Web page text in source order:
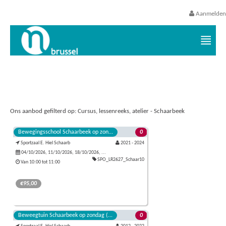
Aanmelden
Ons aanbod gefilterd op: Cursus, lessenreeks, atelier - Schaarbeek
Bewegingsschool Schaarbeek op zon... 0
Sportzaal E. Hiel Schaarb 2021 - 2024
04/10/2026, 11/10/2026, 18/10/2026, ...
SPO_LR2627_Schaar10
Van 10:00 tot 11:00
€95,00
Samen met je kleuter doe je elke week een verrassend en
uitdagend bewegingsparcours met obstakels. Zo leert je
Beweegtuin Schaarbeek op zondag (... 0